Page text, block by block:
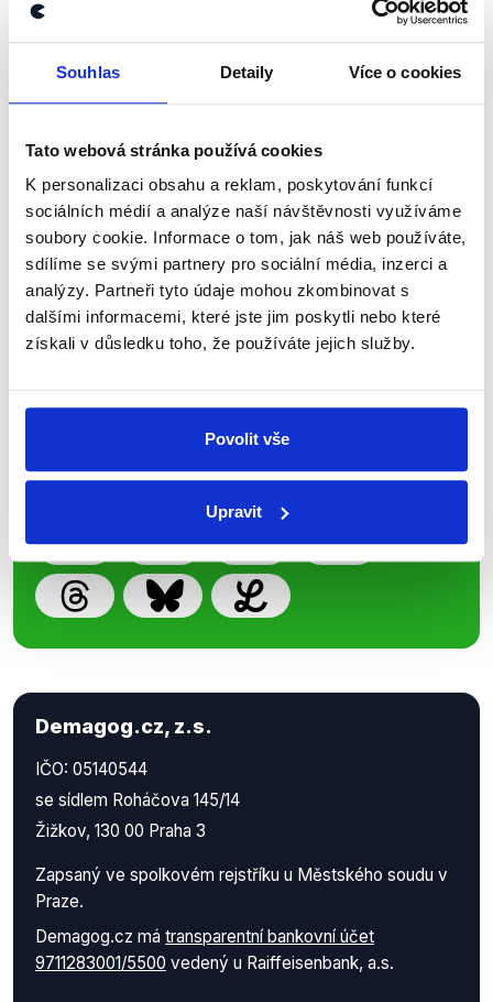
Souhlas Detaily Více o cookies
Tato webová stránka používá cookies
K personalizaci obsahu a reklam, poskytování funkcí
sociálních médií a analýze naší návštěvnosti využíváme
soubory cookie. Informace o tom, jak náš web používáte,
sdílíme se svými partnery pro sociální média, inzerci a
analýzy. Partneři tyto údaje mohou zkombinovat s
dalšími informacemi, které jste jim poskytli nebo které
získali v důsledku toho, že používáte jejich služby.
Povolit vše
Upravit
kanálu, kde pravidelně přinášíme
Začněte nás odebírat, a mějte tak
nepravdy se zrovna v Česku šíří.
Newsletter WhatsApp
Sociální sítě
Nenechte si ujít nejnovější události
příspěvků přátelům podpoříte naši
práci.
Demagog.cz, z.s.
IČO: 05140544
se sídlem Roháčova 145/14
Žižkov, 130 00 Praha 3
Zapsaný ve spolkovém rejstříku u Městského soudu v
Praze.
Demagog.cz má transparentní bankovní účet
9711283001/5500 vedený u Raiffeisenbank, a.s.